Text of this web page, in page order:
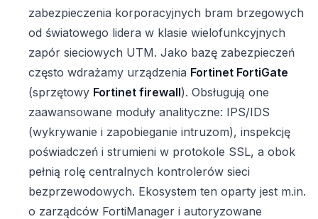
zabezpieczenia korporacyjnych bram brzegowych
od światowego lidera w klasie wielofunkcyjnych
zapór sieciowych UTM. Jako bazę zabezpieczeń
często wdrażamy urządzenia Fortinet FortiGate
(sprzętowy Fortinet firewall). Obsługują one
zaawansowane moduły analityczne: IPS/IDS
(wykrywanie i zapobieganie intruzom), inspekcję
poświadczeń i strumieni w protokole SSL, a obok
pełnią rolę centralnych kontrolerów sieci
bezprzewodowych. Ekosystem ten oparty jest m.in.
o zarządców FortiManager i autoryzowane